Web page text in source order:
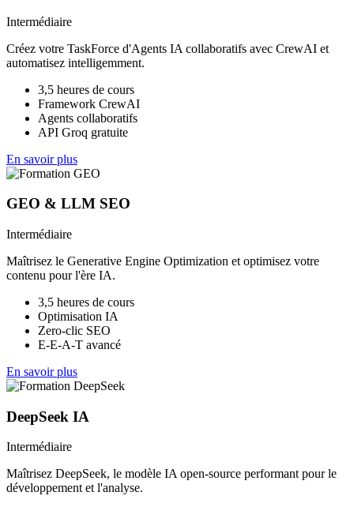
Intermédiaire
Créez votre TaskForce d'Agents IA collaboratifs avec CrewAI et
automatisez intelligemment.
3,5 heures de cours
Framework CrewAI
Agents collaboratifs
API Groq gratuite
En savoir plus
GEO & LLM SEO
Intermédiaire
Maîtrisez le Generative Engine Optimization et optimisez votre
contenu pour l'ère IA.
3,5 heures de cours
Optimisation IA
Zero-clic SEO
E-E-A-T avancé
En savoir plus
DeepSeek IA
Intermédiaire
Maîtrisez DeepSeek, le modèle IA open-source performant pour le
développement et l'analyse.